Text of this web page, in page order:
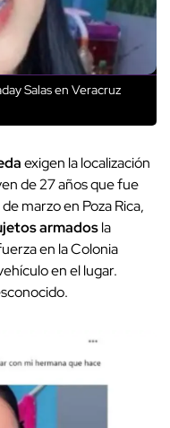
Salas en Veracruz
exigen la localización
de 27 años que fue
marzo en Poza Rica,
armadosla
en la Colonia
en el lugar.